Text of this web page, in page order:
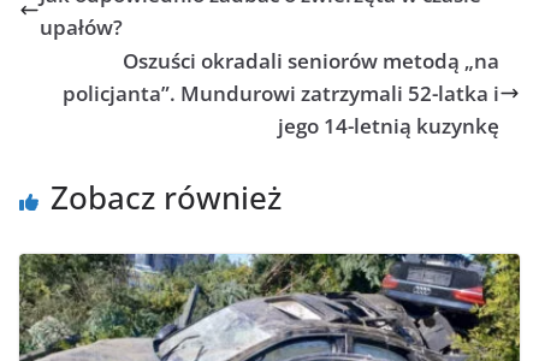
upałów?
Oszuści okradali seniorów metodą „na
policjanta”. Mundurowi zatrzymali 52-latka i
jego 14-letnią kuzynkę
Zobacz również